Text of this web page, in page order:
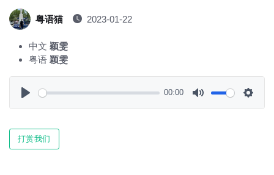
粤语猫 2023-01-22
中文 颖雯
粤语 颖雯
00:00
打赏我们